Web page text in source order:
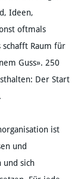
Ideen,
oftmals
schafft Raum für
Guss». 250
Der Start
ist
und
und sich